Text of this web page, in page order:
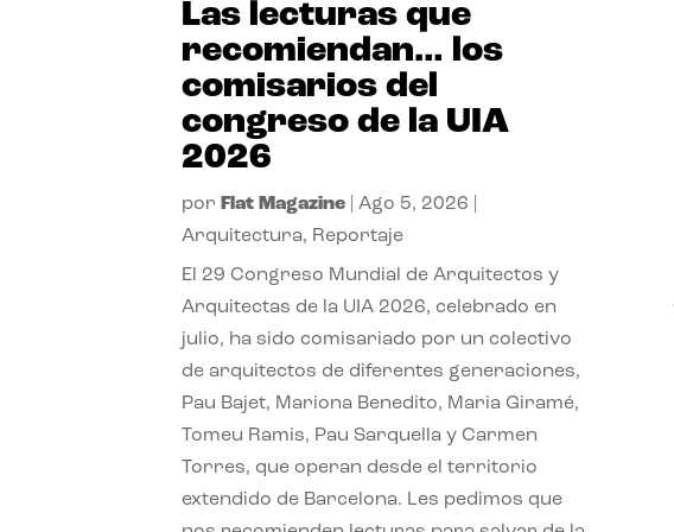
Las lecturas que
recomiendan… los
comisarios del
congreso de la UIA
2026
por Flat Magazine |Ago 5, 2026
Arquitectura, Reportaje
El 29 Congreso Mundial de Arquitectos y
Arquitectas de la UIA 2026, celebrado en
julio, ha sido comisariado por un colectivo
de arquitectos de diferentes generaciones,
Pau Bajet, Mariona Benedito, Maria Giramé,
Tomeu Ramis, Pau Sarquella y Carmen
Torres, que operan desde el territorio
extendido de Barcelona. Les pedimos que